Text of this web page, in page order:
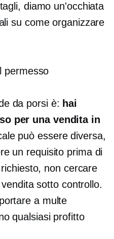
diamo un'occhiata
su come organizzare
permesso
da porsi è: hai
per una vendita in
può essere diversa,
un requisito prima di
non cercare
sotto controllo.
a multe
qualsiasi profitto